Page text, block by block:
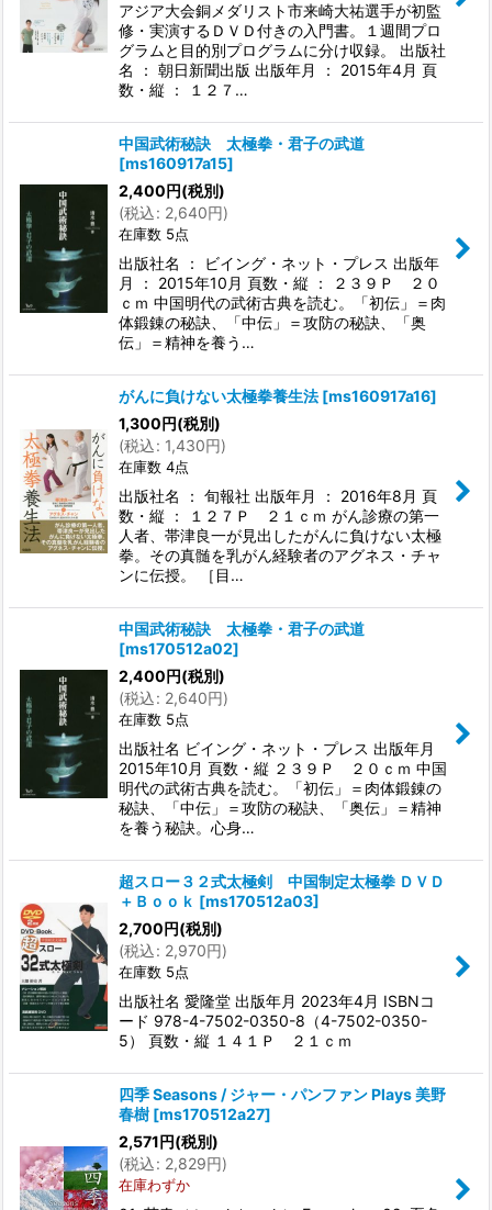
アジア大会銅メダリスト市来崎大祐選手が初監
修・実演するＤＶＤ付きの入門書。１週間プロ
グラムと目的別プログラムに分け収録。 出版社
名 ： 朝日新聞出版 出版年月 ： 2015年4月 頁
数・縦 ： １２７…
中国武術秘訣 太極拳・君子の武道
[ms160917a15]
2,400円(税別)
(税込: 2,640円)
在庫数 5点
出版社名 ： ビイング・ネット・プレス 出版年
月 ： 2015年10月 頁数・縦 ： ２３９Ｐ ２０
ｃｍ 中国明代の武術古典を読む。「初伝」＝肉
体鍛錬の秘訣、「中伝」＝攻防の秘訣、「奥
伝」＝精神を養う…
がんに負けない太極拳養生法 [ms160917a16]
1,300円(税別)
(税込: 1,430円)
在庫数 4点
出版社名 ： 旬報社 出版年月 ： 2016年8月 頁
数・縦 ： １２７Ｐ ２１ｃｍ がん診療の第一
人者、帯津良一が見出したがんに負けない太極
拳。その真髄を乳がん経験者のアグネス・チャ
ンに伝授。 ［目…
中国武術秘訣 太極拳・君子の武道
[ms170512a02]
2,400円(税別)
(税込: 2,640円)
在庫数 5点
出版社名 ビイング・ネット・プレス 出版年月
2015年10月 頁数・縦 ２３９Ｐ ２０ｃｍ 中国
明代の武術古典を読む。「初伝」＝肉体鍛錬の
秘訣、「中伝」＝攻防の秘訣、「奥伝」＝精神
を養う秘訣。心身…
超スロー３２式太極剣 中国制定太極拳 ＤＶＤ
＋Ｂｏｏｋ [ms170512a03]
2,700円(税別)
(税込: 2,970円)
在庫数 5点
出版社名 愛隆堂 出版年月 2023年4月 ISBNコ
ード 978-4-7502-0350-8（4-7502-0350-
5） 頁数・縦 １４１Ｐ ２１ｃｍ
四季 Seasons / ジャー・パンファン Plays 美野
春樹 [ms170512a27]
2,571円(税別)
(税込: 2,829円)
在庫わずか